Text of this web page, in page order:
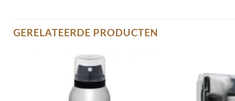
GERELATEERDE PRODUCTEN